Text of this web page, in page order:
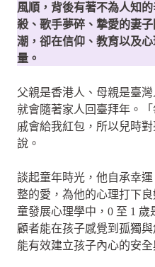
風順，背後有著不為人知
殺、歌手夢碎、摯愛的妻
潮，卻在信仰、教育以及
量。
父親是香港人、母親是臺
就會隨著家人回臺拜年。
戚會給我紅包，所以兒時
說。
談起童年時光，他自承幸
整的愛，為他的心理打下
童發展心理學中，0 至 1
顧者能在孩子感覺到孤獨
能有效建立孩子內心的安